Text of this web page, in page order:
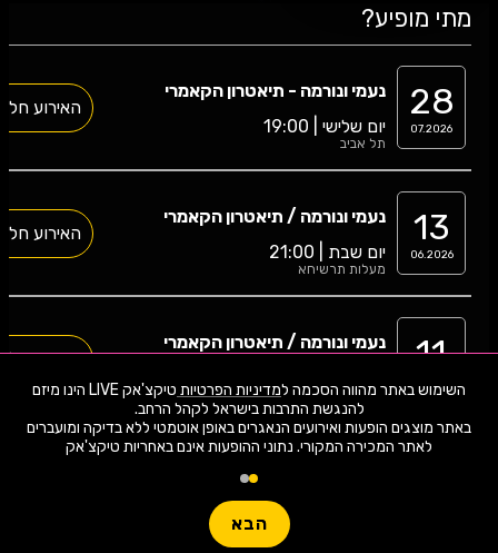
השימוש באתר מהווה הסכמה למדיניות הפרטיות
טיקצ'אק LIVE הינו מיזם
באתר מוצגים הופעות ואירועים הנאגרים באופן אוטמטי ללא בדיקה ומועברים
לאתר המכירה המקורי. נתוני ההופעות אינם באחריות טיקצ'אק
הבא
מתי מופיע?
28
07.2026
נעמי ונורמה - תיאטרון הקאמרי
יום שלישי | 19:00
תל אביב
האירוע
13
06.2026
נעמי ונורמה / תיאטרון הקאמרי
יום שבת | 21:00
מעלות תרשיחא
האירוע
11
נעמי ונורמה / תיאטרון הקאמרי
מעלות תרשיחא
האירוע